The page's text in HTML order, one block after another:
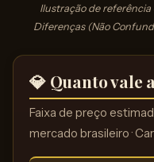
Ilustração de
Diferenças (Não
💎 Quanto vale
Faixa de preço
mercado brasileiro ·